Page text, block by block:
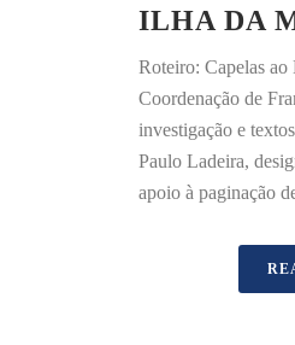
ILHA DA
Roteiro: Capelas
Coordenação de
investigação e
Paulo Ladeira,
apoio à paginação